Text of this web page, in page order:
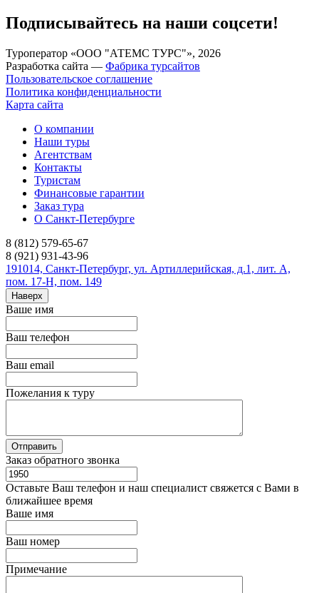
Подписывайтесь на наши соцсети!
Туроператор «ООО "АТЕМС ТУРС"», 2026
Разработка сайта — Фабрика турсайтов
Пользовательское соглашение
Политика конфиденциальности
Карта сайта
О компании
Наши туры
Агентствам
Контакты
Туристам
Финансовые гарантии
Заказ тура
О Санкт-Петербурге
8 (812) 579-65-67
8 (921) 931-43-96
191014, Санкт-Петербург, ул. Артиллерийская, д.1, лит. А,
пом. 17-Н, пом. 149
Наверх
Ваше имя
Ваш телефон
Ваш email
Пожелания к туру
Заказ обратного звонка
Оставьте Ваш телефон и наш специалист свяжется с Вами в
ближайшее время
Ваше имя
Ваш номер
Примечание